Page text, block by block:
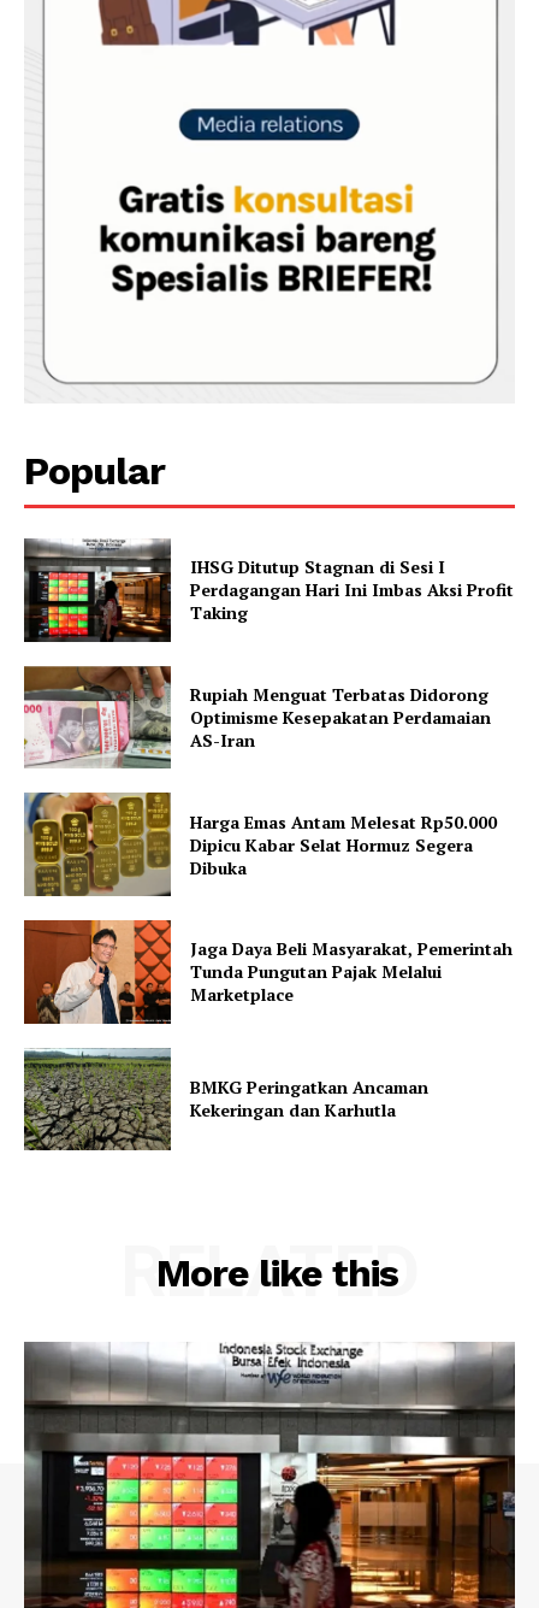
Popular
IHSG Ditutup Stagnan di Sesi I
Perdagangan Hari Ini Imbas Aksi Profit
Taking
Rupiah Menguat Terbatas Didorong
Optimisme Kesepakatan Perdamaian
AS-Iran
Harga Emas Antam Melesat Rp50.000
Dipicu Kabar Selat Hormuz Segera
Dibuka
Jaga Daya Beli Masyarakat, Pemerintah
Tunda Pungutan Pajak Melalui
Marketplace
BMKG Peringatkan Ancaman
Kekeringan dan Karhutla
More like this
RELATED